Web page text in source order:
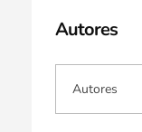
Autores